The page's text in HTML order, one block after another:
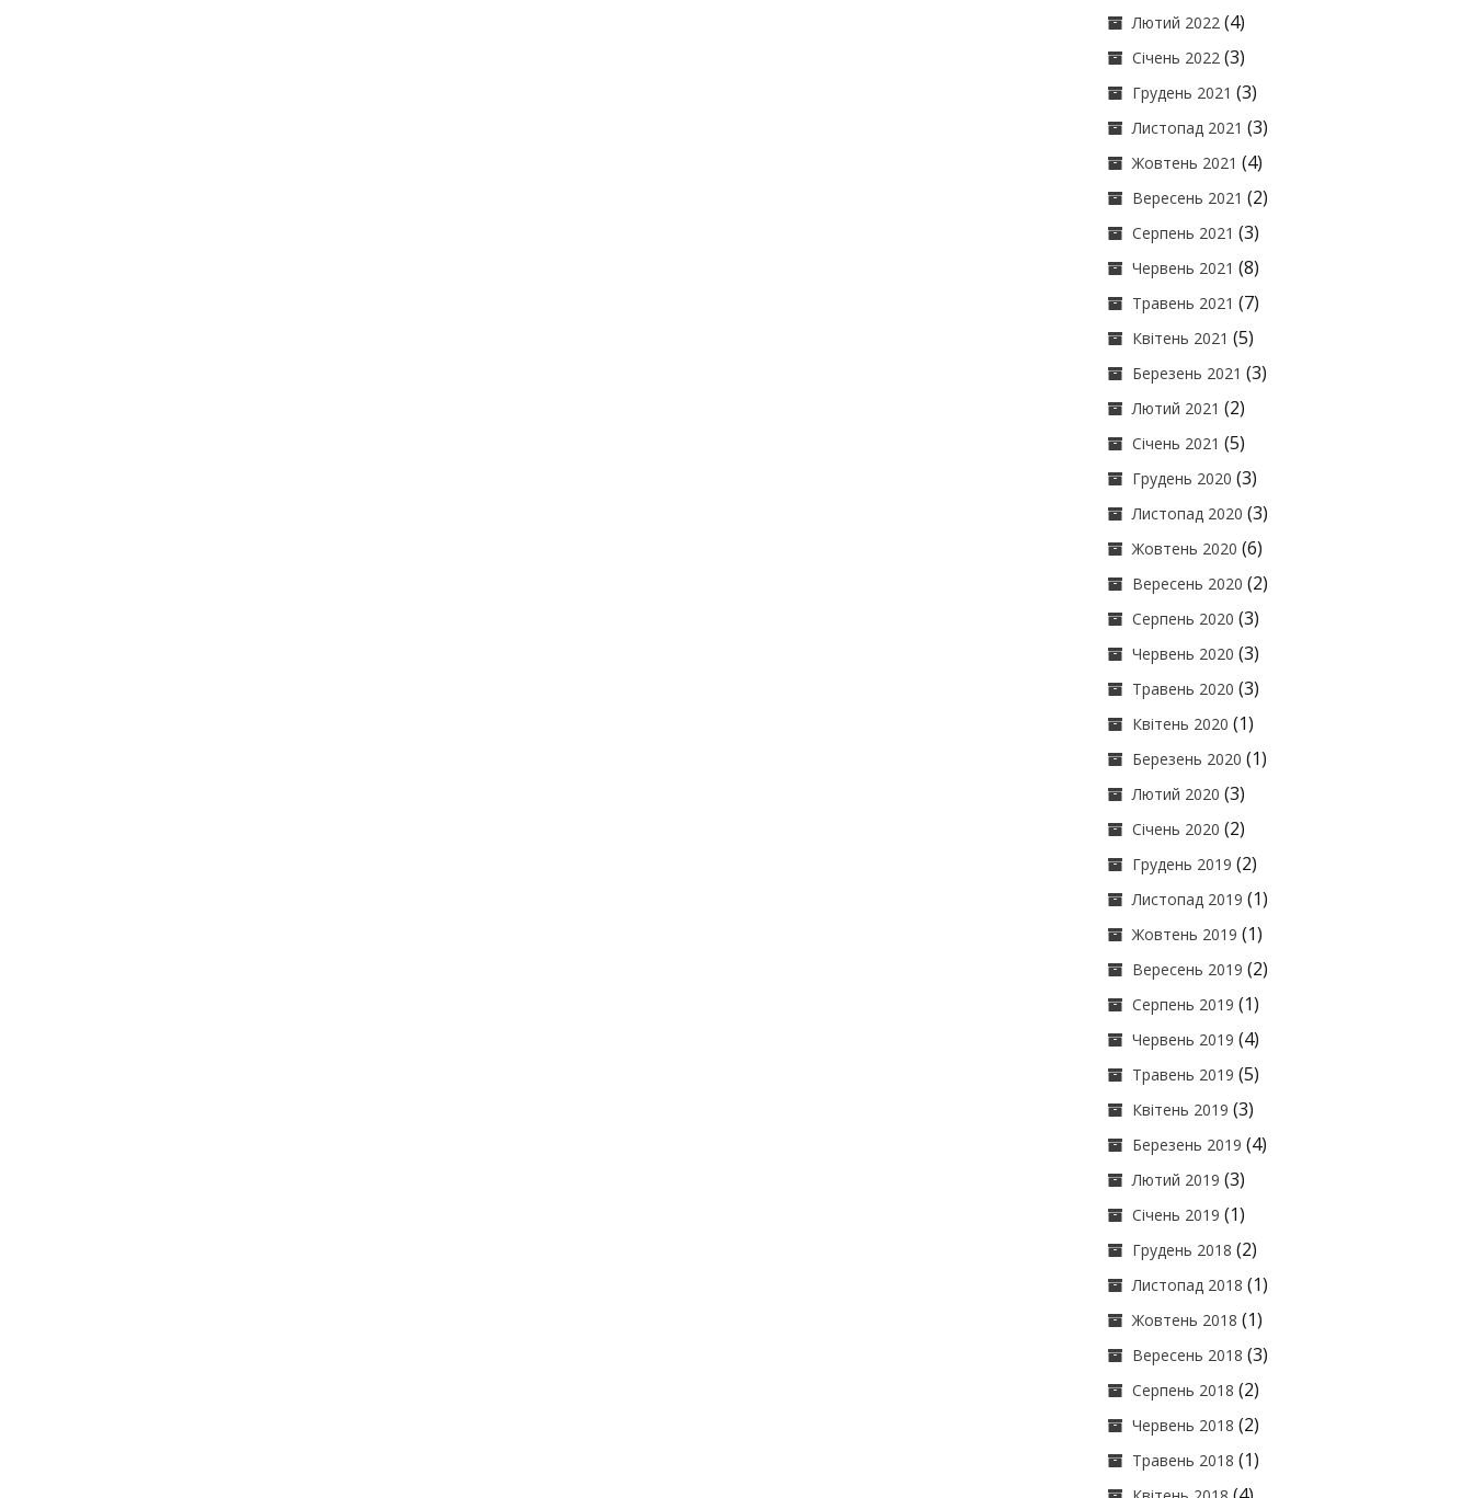
Лютий 2022 (4)
Січень 2022 (3)
Грудень 2021 (3)
Листопад 2021 (3)
Жовтень 2021 (4)
Вересень 2021 (2)
Серпень 2021 (3)
Червень 2021 (8)
Травень 2021 (7)
Квітень 2021 (5)
Березень 2021 (3)
Лютий 2021 (2)
Січень 2021 (5)
Грудень 2020 (3)
Листопад 2020 (3)
Жовтень 2020 (6)
Вересень 2020 (2)
Серпень 2020 (3)
Червень 2020 (3)
Травень 2020 (3)
Квітень 2020 (1)
Березень 2020 (1)
Лютий 2020 (3)
Січень 2020 (2)
Грудень 2019 (2)
Листопад 2019 (1)
Жовтень 2019 (1)
Вересень 2019 (2)
Серпень 2019 (1)
Червень 2019 (4)
Травень 2019 (5)
Квітень 2019 (3)
Березень 2019 (4)
Лютий 2019 (3)
Січень 2019 (1)
Грудень 2018 (2)
Листопад 2018 (1)
Жовтень 2018 (1)
Вересень 2018 (3)
Серпень 2018 (2)
Червень 2018 (2)
Травень 2018 (1)